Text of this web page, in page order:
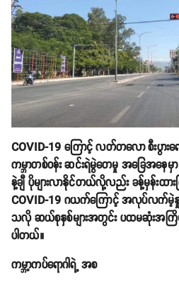
COVID-19 ကြောင့် လတ်တလော စီးပွာ
ကမ္ဘာတစ်ဝန်း ဆင်းရဲမွဲတေမှု အခြေအနေ
နဲ့ချီ ပိုများလာနိုင်တယ်လို့လည်း ခန့်မှန်းထ
COVID-19 ဂယက်ကြောင့် အလုပ်လက်မဲ့နှု
သလို ဆယ်စုနှစ်များအတွင်း ပထမဆုံးအကြိမ်
ပါတယ်။
ကမ္ဘာ့ကပ်ရောဂါရဲ့ အစ